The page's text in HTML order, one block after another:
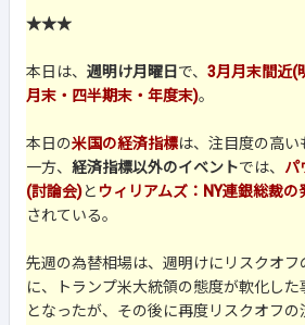
★★★
本日は、 週明け月曜日 で、 3月月末間近(
月末・四半期末・年度末)。
本日の米国の経済指標は、注目度の高い
一方、 経済指標以外のイベントでは、 パ
(討論会)と ウィリアムズ：NY連銀総裁
されている。
先週の為替相場は、週明けにリスクオフ
に、トランプ米大統領の態度が軟化し
となったが、その後に再度リスクオフ